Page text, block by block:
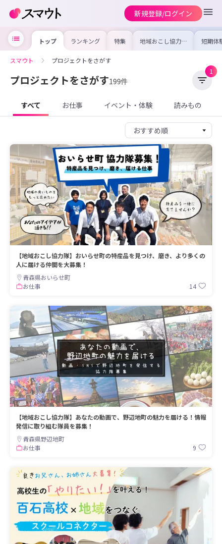
新規登録/ログイン
トップ ランキング 特集 地域おこし協力隊
の求人やイベント
を集めました！仕
短期体
り〜数
域を知
期体
スマウト プロジェクトをさがす
プロジェクトをさがす199件
1
すべて お仕事 イベント・体験 読みもの
【地域おこし協力隊】おいらせ町の特産品を見つけ、磨き、より多くの
人に届ける仲間を大募集！
青森県おいらせ町
お仕事
14
【地域おこし協力隊】あなたの動画で、野辺地町の魅力を届ける！情報
発信に取り組む隊員を募集！
青森県野辺地町
お仕事
9